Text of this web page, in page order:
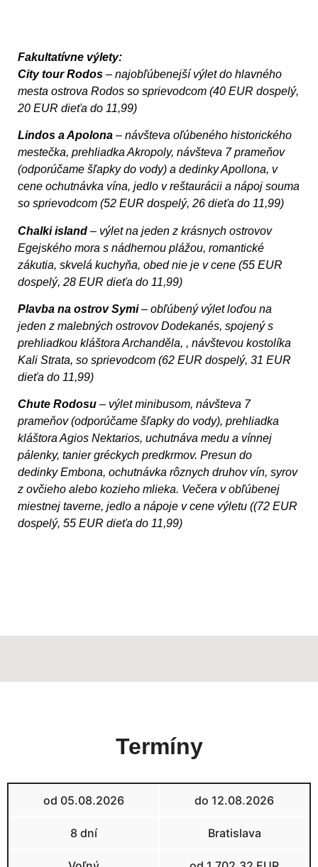
Fakultatívne výlety:
City tour Rodos – najobľúbenejší výlet do hlavného
mesta ostrova Rodos so sprievodcom (40 EUR dospelý,
20 EUR dieťa do 11,99)
Lindos a Apolona – návšteva oľúbeného historického
mestečka, prehliadka Akropoly, návšteva 7 prameňov
(odporúčame šľapky do vody) a dedinky Apollona, v
cene ochutnávka vína, jedlo v reštaurácii a nápoj souma
so sprievodcom (52 EUR dospelý, 26 dieťa do 11,99)
Chalki island – výlet na jeden z krásnych ostrovov
Egejského mora s nádhernou plážou, romantické
zákutia, skvelá kuchyňa, obed nie je v cene (55 EUR
dospelý, 28 EUR dieťa do 11,99)
Plavba na ostrov Symi– obľúbený výlet loďou na
jeden z malebných ostrovov Dodekanés, spojený s
prehliadkou kláštora Archanděla, , návštevou kostolíka
Kali Strata, so sprievodcom (62 EUR dospelý, 31 EUR
dieťa do 11,99)
Chute Rodosu – výlet minibusom, návšteva 7
prameňov (odporúčame šľapky do vody), prehliadka
kláštora Agios Nektarios, uchutnáva medu a vínnej
pálenky, tanier gréckych predkrmov. Presun do
dedinky Embona, ochutnávka rôznych druhov vín, syrov
z ovčieho alebo kozieho mlieka. Večera v obľúbenej
miestnej taverne, jedlo a nápoje v cene výletu ((72 EUR
dospelý, 55 EUR dieťa do 11,99)
Termíny
od 05.08.2026 do 12.08.2026
8 dní Bratislava